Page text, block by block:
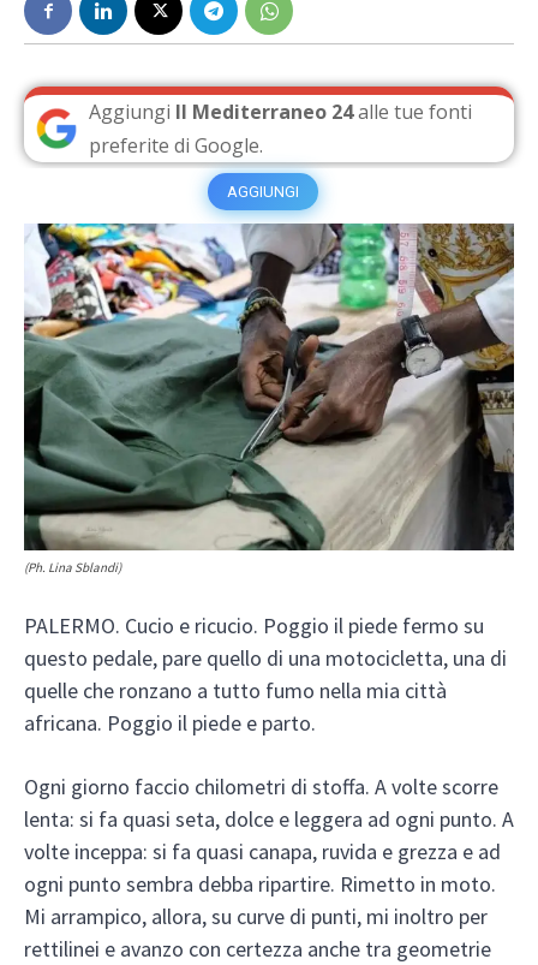
Aggiungi Il Mediterraneo 24alle tue fonti
preferite di Google.
AGGIUNGI
(Ph. Lina Sblandi)
PALERMO. Cucio e ricucio. Poggio il piede fermo su
questo pedale, pare quello di una motocicletta, una di
quelle che ronzano a tutto fumo nella mia città
africana. Poggio il piede e parto.
Ogni giorno faccio chilometri di stoffa. A volte scorre
lenta: si fa quasi seta, dolce e leggera ad ogni punto. A
volte inceppa: si fa quasi canapa, ruvida e grezza e ad
ogni punto sembra debba ripartire. Rimetto in moto.
Mi arrampico, allora, su curve di punti, mi inoltro per
rettilinei e avanzo con certezza anche tra geometrie